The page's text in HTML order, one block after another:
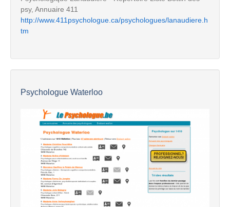
psy, Annuaire 411
http://www.411psychologue.ca/psychologues/lanaudiere.h
tm
Psychologue Waterloo